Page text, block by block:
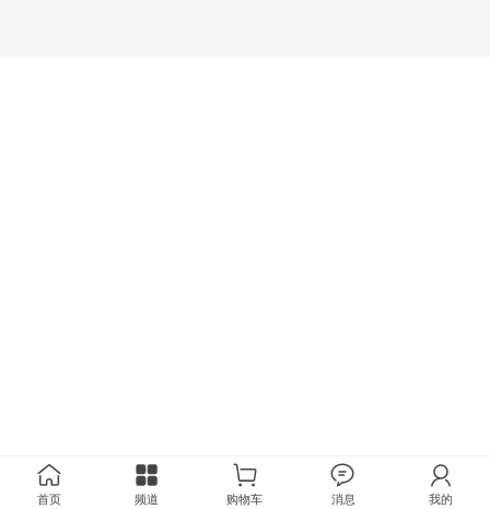
首页 频道 购物车 消息 我的